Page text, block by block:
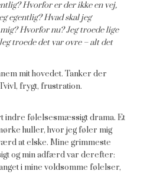
Hvorfor er der ikke en vej,
egentlig? Hvad skal jeg
Hvorfor nu? Jeg troede lige
troede det var ovre – alt det
mit hovedet. Tanker der
frygt, frustration.
indre følelsesmæssigt drama. Et
huller, hvor jeg føler mig
at elske. Mine grimmeste
og min adfærd var derefter:
i mine voldsomme følelser,